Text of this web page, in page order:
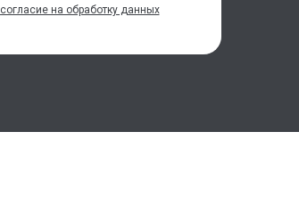
согласие на обработку данных